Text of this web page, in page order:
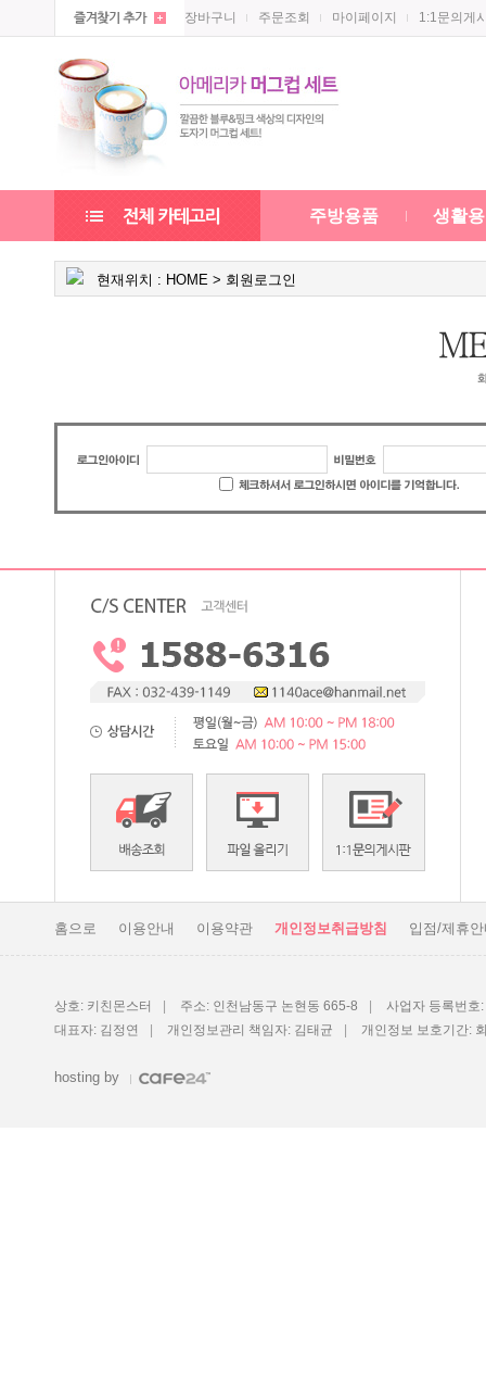
장바구니 주문조회 마이페이지 1:1문의게
주방용품 생활
현재위치 : HOME > 회원로그인
홈으로 이용안내 이용약관 개인정보취급방침 입점/제휴
상호: 키친몬스터 주소: 인천남동구 논현동 665-8
사업자 등록번
대표자: 김정연
개인정보관리 책임자: 김태균 개인정보 보호기간:
hosting by